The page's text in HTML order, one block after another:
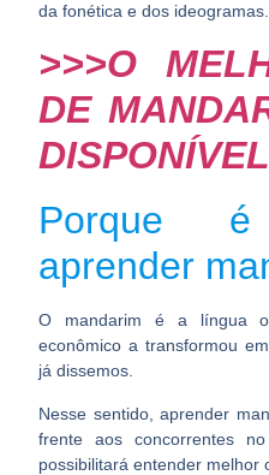
da fonética e dos ideogramas.
>>>O
DE
Porque é
aprender
O mandarim é a língua
econômico a transformou
já dissemos.
Nesse sentido,aprender
frente aos concorrentes
possibilitará entender melhor